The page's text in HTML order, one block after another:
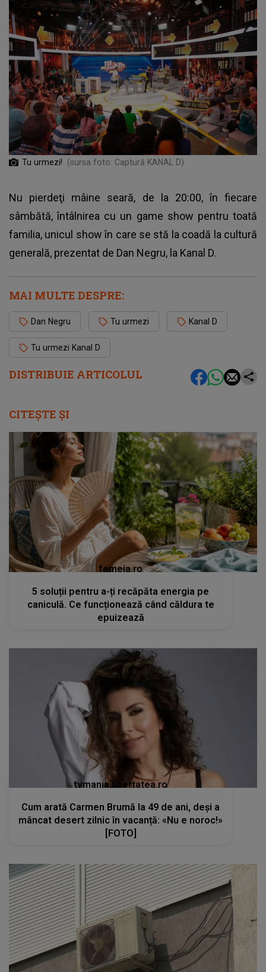
DISTRIBUIE ARTICOLUL
Tu urmezi! (sursa foto: Captură KANAL D)
Nu pierdeţi mâine seară, de la 20:00, în fiecare
sâmbătă, întâlnirea cu un game show pentru toată
familia, unicul show în care se stă la coadă la cultură
generală, prezentat de Dan Negru, la Kanal D.
MAI MULTE DESPRE:
Dan Negru Tu urmezi Kanal D
Tu urmezi Kanal D
CITEȘTE ȘI
femeia.ro
5 soluții pentru a-ți recăpăta energia pe
caniculă. Ce funcționează când căldura te
epuizează
tvmania.libertatea.ro
Cum arată Carmen Brumă la 49 de ani, deși a
mâncat desert zilnic în vacanță: «Nu e noroc!»
[FOTO]